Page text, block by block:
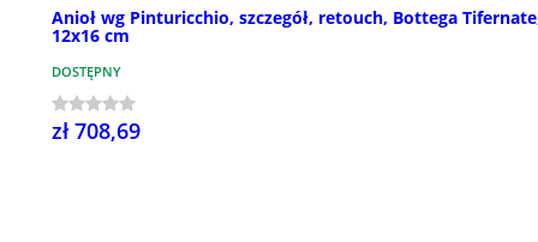
Anioł wg Pinturicchio, szczegół, retouch, Bottega
12x16 cm
DOSTĘPNY
zł 708,69